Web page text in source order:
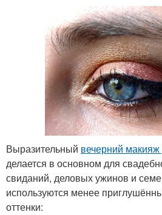
Выразительный вечерний макияж
делается в основном для
свиданий, деловых ужинов и
используются менее
оттенки: